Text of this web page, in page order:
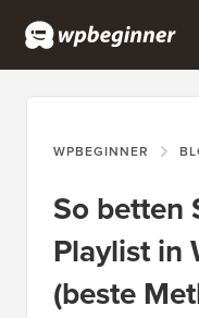
WPBEGINNER
So betten
Playlist in
(beste